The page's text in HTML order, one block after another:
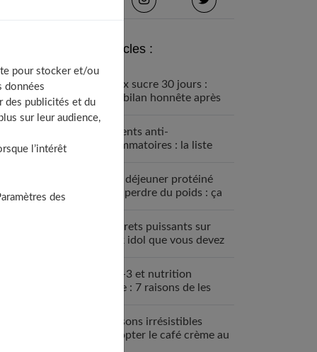
Derniers articles :
Détox sucre 30 jours :
mon bilan honnête après
Aliments anti-
inflammatoires : la liste
Petit déjeuner protéiné
pour perdre du poids : ça
7 secrets puissants sur
black idol que vous devez
Oméga-3 et nutrition
sportive : 7 raisons de les
7 raisons irrésistibles
d’adopter le café crème au
pour stocker et/ou
données
des publicités et du
sur leur audience,
l’intérêt
des